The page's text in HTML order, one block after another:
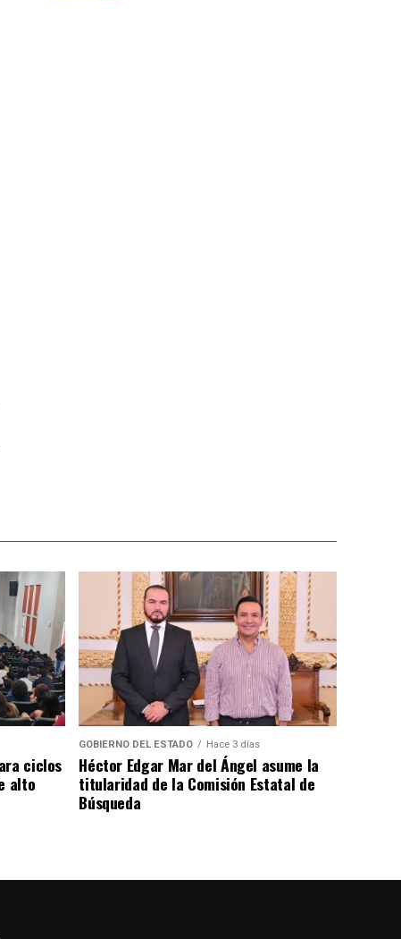
ciclos
alto
GOBIERNO DEL ESTADO Hace 3 días
Héctor Edgar Mar del Ángel asume la
titularidad de la Comisión Estatal de
Búsqueda